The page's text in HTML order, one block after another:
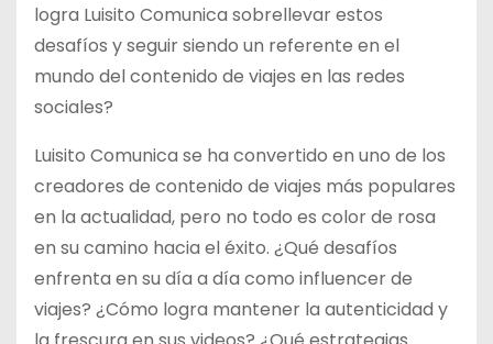
logra Luisito Comunica sobrellevar estos
desafíos y seguir siendo un referente en el
mundo del contenido de viajes en las redes
sociales?
Luisito Comunica se ha convertido en uno de los
creadores de contenido de viajes más populares
en la actualidad, pero no todo es color de rosa
en su camino hacia el éxito. ¿Qué desafíos
enfrenta en su día a día como influencer de
viajes? ¿Cómo logra mantener la autenticidad y